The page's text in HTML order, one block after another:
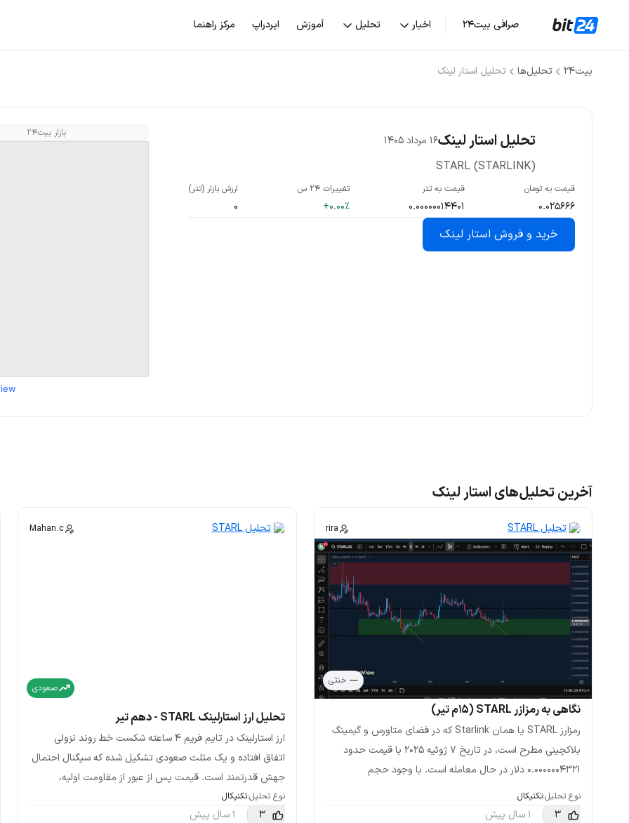
صرافی بیت۲۴ اخبار تحلیل آموزش ایردراپ مرکز راهنما
بیت۲۴ تحلیل‌ها تحلیل استار لینک
تحلیل استار لینک16 مرداد 1405
STARL (STARLINK)
قیمت به تومان
0.025666
قیمت به تتر
0.00000014401
تغییرات ۲۴ س
+0.00%
ارزش بازار (تتر)
0
خرید و فروش استار لینک
بازار بیت۲۴
آخرین تحلیل‌های استار لینک
تحلیل STARL rira
خنثی
نگاهی به رمزازر STARL (۱۵م تیر)
رمزارز STARL یا همان Starlink که در فضای متاورس و گیمینگ
بلاکچینی مطرح است، در تاریخ ۷ ژوئیه ۲۰۲۵ با قیمت حدود
0.0000004321 دلار در حال معامله است. با وجود حجم
نوع تحلیل:تکنیکال
3 1 سال پیش
تحلیل STARL Mahan.c
صعودی
تحلیل ارز استارلینک STARL - دهم تیر
ارز استارلینک در تایم فریم 4 ساعته شکست خط روند نزولی
اتفاق افتاده و یک مثلث صعودی تشکیل شده که سیگنال احتمال
جهش قدرتمند است. قیمت پس از عبور از مقاومت اولیه،
نوع تحلیل:تکنیکال
3 1 سال پیش